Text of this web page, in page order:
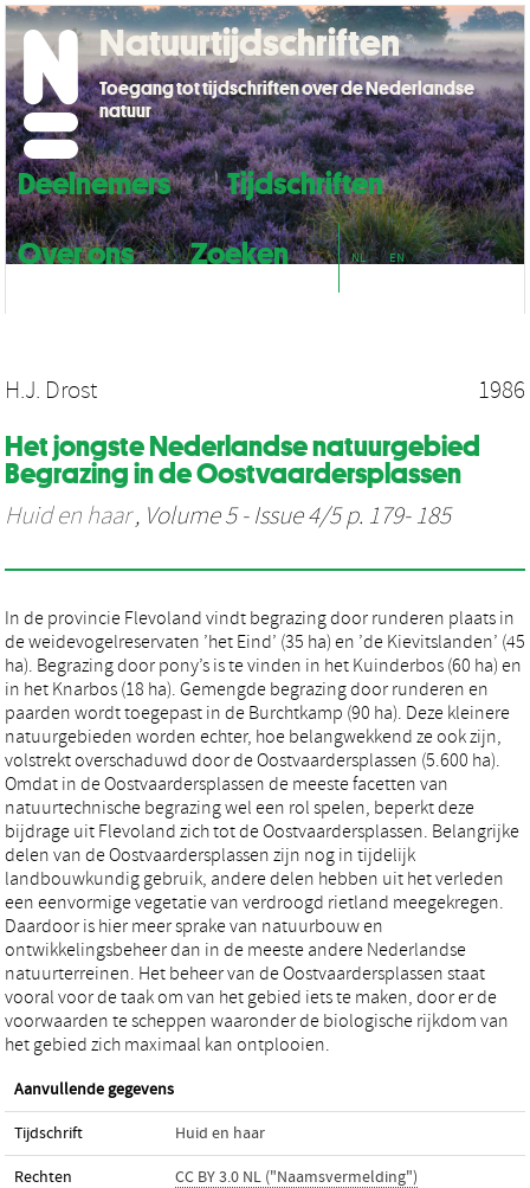
Deelnemers
Tijdschriften
Over ons
Zoeken NL EN
Natuurtijdschriften
Toegang tot tijdschriften over de Nederlandse
natuur
H.J. Drost 1986
Het jongste Nederlandse natuurgebied
Begrazing in de Oostvaardersplassen
Huid en haar, Volume 5 - Issue 4/5 p. 179- 185
In de provincie Flevoland vindt begrazing door runderen plaats in
de weidevogelreservaten ’het Eind’ (35 ha) en ’de Kievitslanden’ (45
ha). Begrazing door pony’s is te vinden in het Kuinderbos (60 ha) en
in het Knarbos (18 ha). Gemengde begrazing door runderen en
paarden wordt toegepast in de Burchtkamp (90 ha). Deze kleinere
natuurgebieden worden echter, hoe belangwekkend ze ook zijn,
volstrekt overschaduwd door de Oostvaardersplassen (5.600 ha).
Omdat in de Oostvaardersplassen de meeste facetten van
natuurtechnische begrazing wel een rol spelen, beperkt deze
bijdrage uit Flevoland zich tot de Oostvaardersplassen. Belangrijke
delen van de Oostvaardersplassen zijn nog in tijdelijk
landbouwkundig gebruik, andere delen hebben uit het verleden
een eenvormige vegetatie van verdroogd rietland meegekregen.
Daardoor is hier meer sprake van natuurbouw en
ontwikkelingsbeheer dan in de meeste andere Nederlandse
natuurterreinen. Het beheer van de Oostvaardersplassen staat
vooral voor de taak om van het gebied iets te maken, door er de
voorwaarden te scheppen waaronder de biologische rijkdom van
het gebied zich maximaal kan ontplooien.
Aanvullende gegevens
Tijdschrift Huid en haar
Rechten CC BY 3.0 NL ("Naamsvermelding")